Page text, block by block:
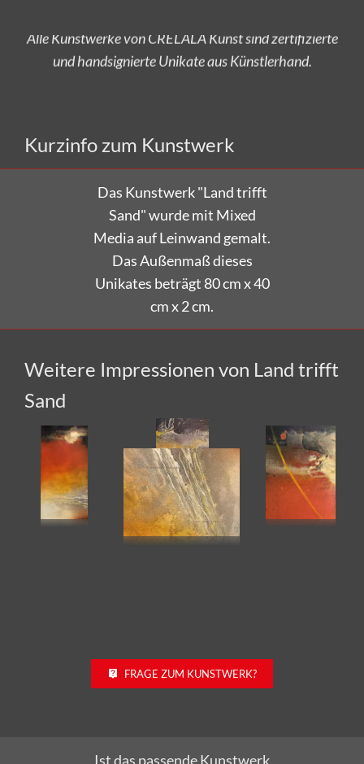
Versandkostenfrei bestellen!
Kurzinfo zum Kunstwerk
Das Kunstwerk "Land trifft
Sand" wurde mit Mixed
Media auf Leinwand gemalt.
Das Außenmaß dieses
Unikates beträgt 80 cm x 40
cm x 2 cm.
Weitere Impressionen von Land trifft
Sand
FRAGE ZUM KUNSTWERK?
Ist das passende Kunstwerk